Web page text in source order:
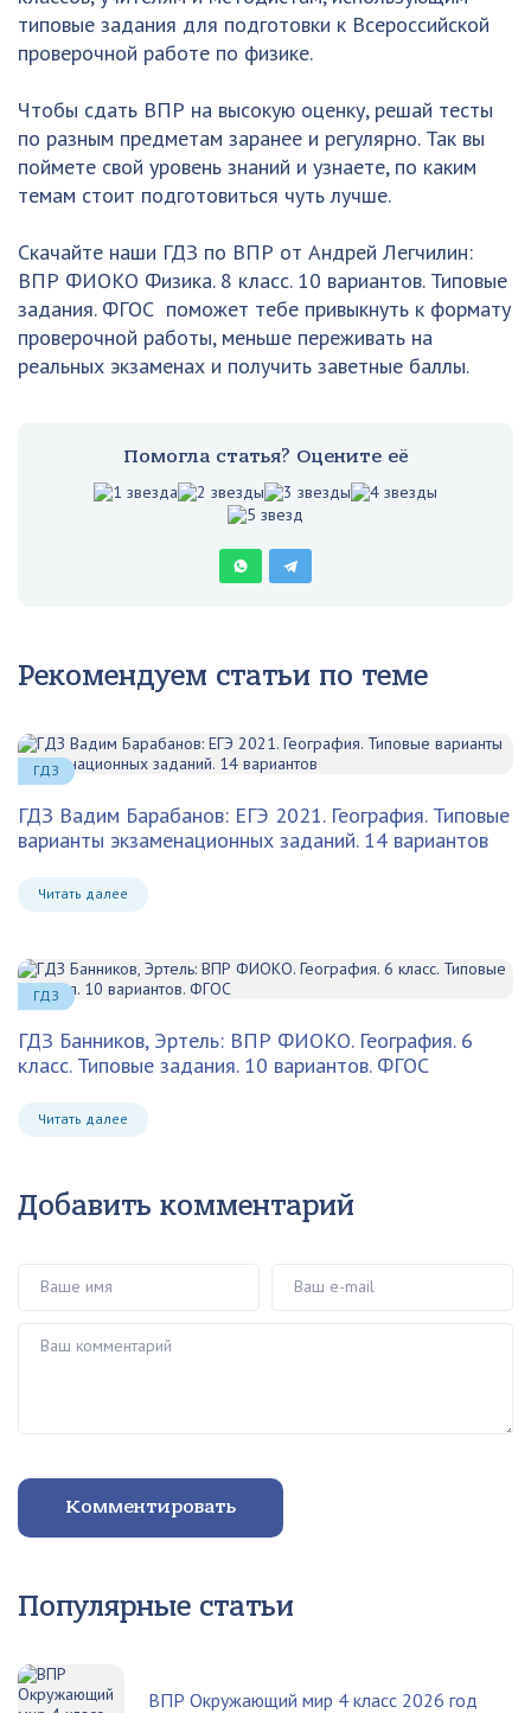
типовые задания для подготовки к Всероссийской
проверочной работе по физике.
Чтобы сдать ВПР на высокую оценку, решай тесты
по разным предметам заранее и регулярно. Так вы
поймете свой уровень знаний и узнаете, по каким
темам стоит подготовиться чуть лучше.
Скачайте наши ГДЗ по ВПР от Андрей Легчилин:
ВПР ФИОКО Физика. 8 класс. 10 вариантов. Типовые
задания. ФГОС поможет тебе привыкнуть к формату
проверочной работы, меньше переживать на
реальных экзаменах и получить заветные баллы.
Помогла статья? Оцените её
Рекомендуем статьи по теме
ГДЗ Вадим Барабанов: ЕГЭ 2021. География. Типовые
варианты экзаменационных заданий. 14 вариантов
Читать далее
ГДЗ
ГДЗ Банников, Эртель: ВПР ФИОКО. География. 6
класс. Типовые задания. 10 вариантов. ФГОС
Читать далее
ГДЗ
Добавить комментарий
Комментировать
Популярные статьи
ВПР Окружающий мир 4 класс 2026 год